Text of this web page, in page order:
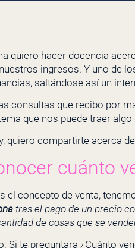
quiero hacer docencia
ingresos. Y uno de
saltándose así un
consultas que recibo por
que nos puede traer
quiero compartirte acerca
cuánto
el concepto de venta,
tras el pago de un precio
de cosas que se
Si te preguntara ¿Cuánto